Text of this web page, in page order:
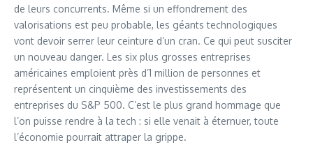
de leurs concurrents. Même si un effondrement des
valorisations est peu probable, les géants technologiques
vont devoir serrer leur ceinture d’un cran. Ce qui peut susciter
un nouveau danger. Les six plus grosses entreprises
américaines emploient près d’1 million de personnes et
représentent un cinquième des investissements des
entreprises du S&P 500. C’est le plus grand hommage que
l’on puisse rendre à la tech : si elle venait à éternuer, toute
l’économie pourrait attraper la grippe.